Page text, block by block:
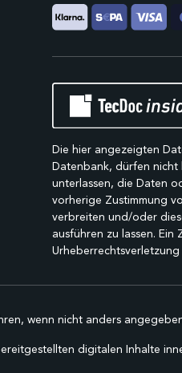
Die hier angezeigten
Datenbank, dürfen nicht
unterlassen, die Daten
vorherige Zustimmung
verbreiten und/oder
ausführen zu lassen.
wenn nicht anders
digitalen Inhalte